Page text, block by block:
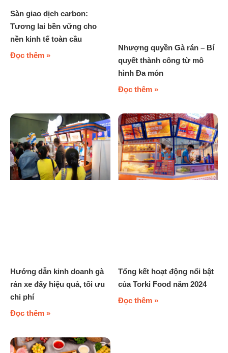
Sàn giao dịch carbon:
Tương lai bền vững cho
nền kinh tế toàn cầu
Đọc thêm »
Nhượng quyền Gà rán – Bí
quyết thành công từ mô
hình Đa món
Đọc thêm »
Hướng dẫn kinh doanh gà
rán xe đẩy hiệu quả, tối ưu
chi phí
Đọc thêm »
Tổng kết hoạt động nổi bật
của Torki Food năm 2024
Đọc thêm »